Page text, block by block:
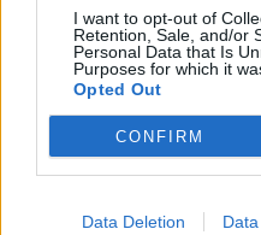
I want to opt-out of
Retention, Sale, and/or
Personal Data that Is
Purposes for which it
Opted Out
CONFIRM
Data Deletion
A casa onde nasceu Rui
primeira vez durante...
5 Agosto, 2026 - 14:30